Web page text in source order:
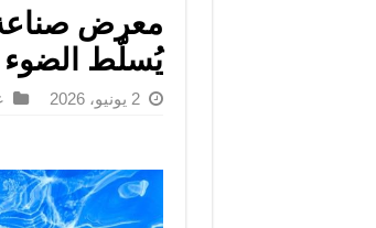
معرض صناعة
يُسلّط
2 يونيو، 2026